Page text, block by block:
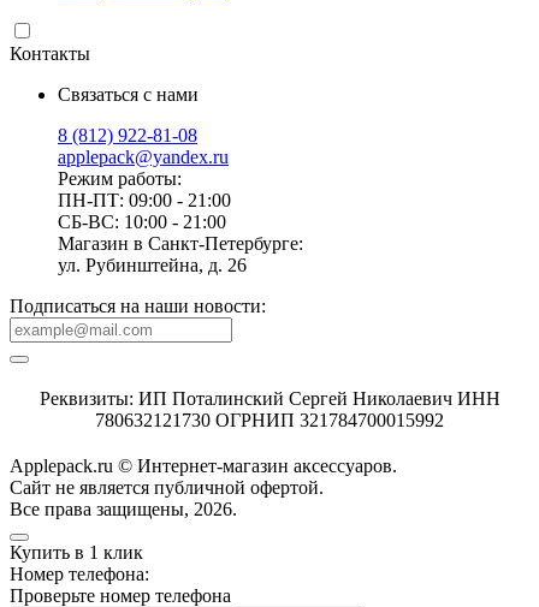
Контакты
Связаться с нами
8 (812) 922-81-08
applepack@yandex.ru
Режим работы:
ПН-ПТ: 09:00 - 21:00
СБ-ВС: 10:00 - 21:00
Магазин в Санкт-Петербурге:
ул. Рубинштейна, д. 26
Подписаться на наши новости:
Реквизиты: ИП Поталинский Сергей Николаевич ИНН
780632121730 ОГРНИП 321784700015992
Applepack.ru © Интернет-магазин аксессуаров.
Cайт не является публичной офертой.
Все права защищены, 2026.
Купить в 1 клик
Номер телефона:
Проверьте номер телефона